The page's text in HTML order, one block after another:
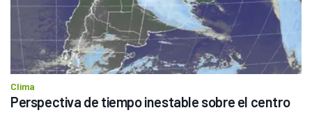
Clima
Perspectiva de tiempo inestable sobre el centro